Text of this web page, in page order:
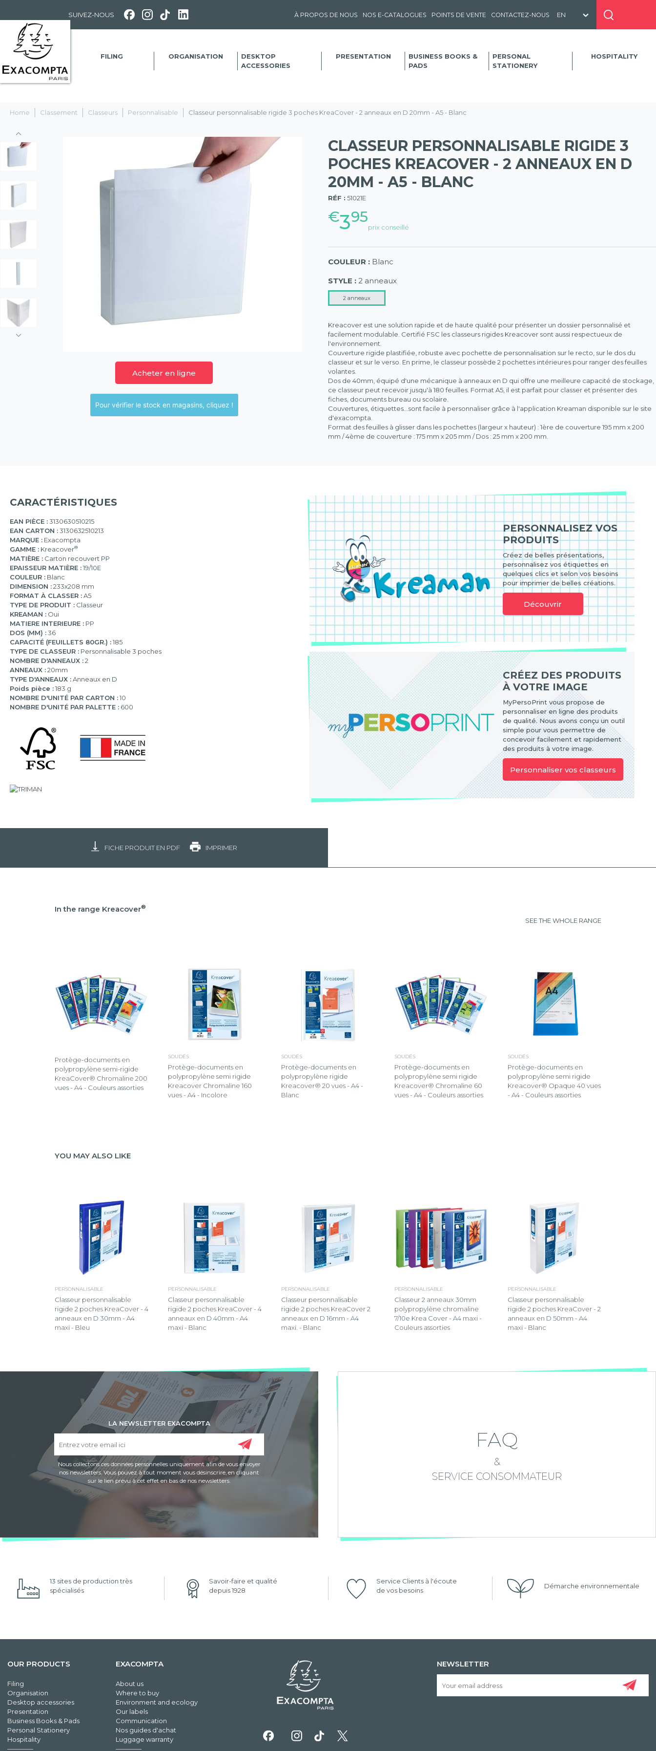
SUIVEZ-NOUS À PROPOS DE NOUS NOS E-CATALOGUES POINTS DE VENTE CONTACTEZ-NOUS
FILING ORGANISATION
DESKTOP
ACCESSORIES
PRESENTATION
BUSINESS BOOKS &
PADS
PERSONAL
STATIONERY
HOSPITALITY
Home Classement Classeurs Personnalisable Classeur personnalisable rigide 3 poches KreaCover - 2 anneaux en D 20mm - A5 - Blanc
Acheter en ligne
Pour vérifier le stock en magasins, cliquez !
CLASSEUR PERSONNALISABLE RIGIDE 3
POCHES KREACOVER - 2 ANNEAUX EN D
20MM - A5 - BLANC
RÉF : 51021E
€395
prix conseillé
(57)
COULEUR : Blanc
STYLE : 2 anneaux
2 anneaux
Kreacover est une solution rapide et de haute qualité pour présenter un dossier personnalisé et
facilement modulable. Certifié FSC les classeurs rigides Kreacover sont aussi respectueux de
l'environnement.
Couverture rigide plastifiée, robuste avec pochette de personnalisation sur le recto, sur le dos du
classeur et sur le verso. En prime, le classeur possède 2 pochettes intérieures pour ranger des feuilles
volantes.
Dos de 40mm, équipé d'une mécanique à anneaux en D qui offre une meilleure capacité de stockage,
ce classeur peut recevoir jusqu'à 180 feuilles. Format A5, il est parfait pour classer et présenter des
fiches, documents bureau ou scolaire.
Couvertures, étiquettes...sont facile à personnaliser grâce à l'application Kreaman disponible sur le site
d'exacompta.
Format des feuilles à glisser dans les pochettes (largeur x hauteur) : 1ère de couverture 195 mm x 200
mm / 4ème de couverture : 175 mm x 205 mm / Dos : 25 mm x 200 mm.
CARACTÉRISTIQUES
EAN PIÈCE :3130630510215
EAN CARTON :3130632510213
MARQUE : Exacompta
GAMME : Kreacover®
MATIÈRE : Carton recouvert PP
EPAISSEUR MATIÈRE :19/10E
COULEUR : Blanc
DIMENSION :233x208 mm
FORMAT À CLASSER :A5
TYPE DE PRODUIT : Classeur
KREAMAN : Oui
MATIERE INTERIEURE : PP
DOS (MM) :36
CAPACITÉ (FEUILLETS 80GR.) :185
TYPE DE CLASSEUR : Personnalisable 3 poches
NOMBRE D'ANNEAUX :2
ANNEAUX :20mm
TYPE D'ANNEAUX :Anneaux en D
Poids pièce :183 g
NOMBRE D'UNITÉ PAR CARTON :10
NOMBRE D'UNITÉ PAR PALETTE : 600
PERSONNALISEZ VOS
PRODUITS
Créez de belles présentations,
personnalisez vos étiquettes en
quelques clics et selon vos besoins
pour imprimer de belles créations.
Découvrir
CRÉEZ DES PRODUITS
À VOTRE IMAGE
MyPersoPrint vous propose de
personnaliser en ligne des produits
de qualité. Nous avons conçu un outil
simple pour vous permettre de
concevoir facilement et rapidement
des produits à votre image.
Personnaliser vos classeurs
FICHE PRODUIT EN PDF IMPRIMER
In the range Kreacover®
SEE THE WHOLE RANGE
Protège-documents en
polypropylène semi-rigide
KreaCover® Chromaline 200
vues - A4 - Couleurs assorties
SOUDÉS
Protège-documents en
polypropylène semi rigide
Kreacover Chromaline 160
vues - A4 - Incolore
SOUDÉS
Protège-documents en
polypropylène rigide
Kreacover® 20 vues - A4 -
Blanc
SOUDÉS
Protège-documents en
polypropylène semi rigide
Kreacover® Chromaline 60
vues - A4 - Couleurs assorties
SOUDÉS
Protège-documents en
polypropylène semi rigide
Kreacover® Opaque 40 vues
- A4 - Couleurs assorties
YOU MAY ALSO LIKE
PERSONNALISABLE
Classeur personnalisable
rigide 2 poches KreaCover - 4
anneaux en D 30mm - A4
maxi - Bleu
PERSONNALISABLE
Classeur personnalisable
rigide 2 poches KreaCover - 4
anneaux en D 40mm - A4
maxi - Blanc
PERSONNALISABLE
Classeur personnalisable
rigide 2 poches KreaCover 2
anneaux en D 16mm - A4
maxi. - Blanc
PERSONNALISABLE
Classeur 2 anneaux 30mm
polypropylène chromaline
7/10e Krea Cover - A4 maxi -
Couleurs assorties
PERSONNALISABLE
Classeur personnalisable
rigide 2 poches KreaCover - 2
anneaux en D 50mm - A4
maxi - Blanc
LA NEWSLETTER EXACOMPTA
Nous collectons ces données personnelles uniquement afin de vous envoyer
nos newsletters. Vous pouvez à tout moment vous désinscrire, en cliquant
sur le lien prévu à cet effet en bas de nos newsletters.
FAQ
&
SERVICE CONSOMMATEUR
13 sites de production très
spécialisés
Savoir-faire et qualité
depuis 1928
Service Clients à l'écoute
de vos besoins
Démarche environnementale
OUR PRODUCTS
Filing
Organisation
Desktop accessories
Presentation
Business Books & Pads
Personal Stationery
Hospitality
EXACOMPTA
About us
Where to buy
Environment and ecology
Our labels
Communication
Nos guides d'achat
Luggage warranty
NEWSLETTER